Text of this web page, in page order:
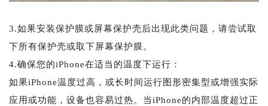
3.如果安装保护膜或屏幕保护壳后出现此类问题，请尝试取
下所有保护壳或取下屏幕保护膜。
4.确保您的iPhone在适当的温度下运行：
如果iPhone温度过高，或长时间运行图形密集型或增强实际
应用或功能，设备也容易过热。当iPhone的内部温度超过正